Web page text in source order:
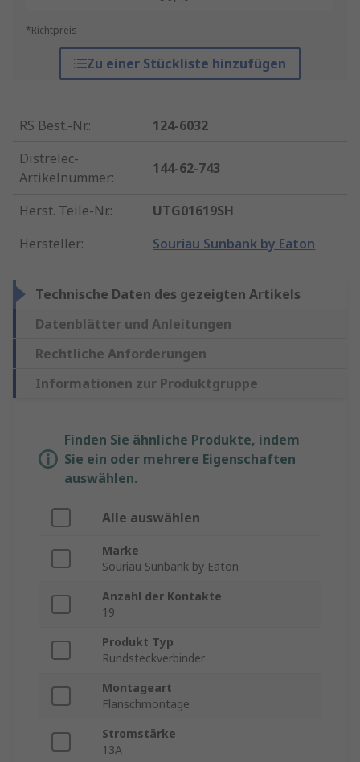
*Richtpreis
Zu einer Stückliste hinzufügen
RS Best.-Nr.:
124-6032
Distrelec-
Artikelnummer:
144-62-743
Herst. Teile-Nr.:
UTG01619SH
Hersteller: Souriau Sunbank by Eaton
Technische Daten des gezeigten Artikels
Datenblätter und Anleitungen
Rechtliche Anforderungen
Informationen zur Produktgruppe
Finden Sie ähnliche Produkte, indem
Sie ein oder mehrere Eigenschaften
auswählen.
Alle auswählen
Marke
Souriau Sunbank by Eaton
Anzahl der Kontakte
19
Produkt Typ
Rundsteckverbinder
Montageart
Flanschmontage
Stromstärke
13A